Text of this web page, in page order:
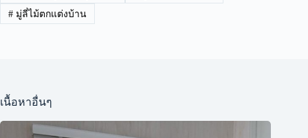
#มู่ลี่ไม้ตกแต่งบ้าน
เนื้อหาอื่นๆ